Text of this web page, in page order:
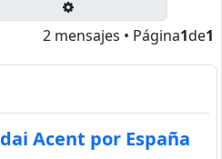
2 mensajes • Página1de1
Acent por España